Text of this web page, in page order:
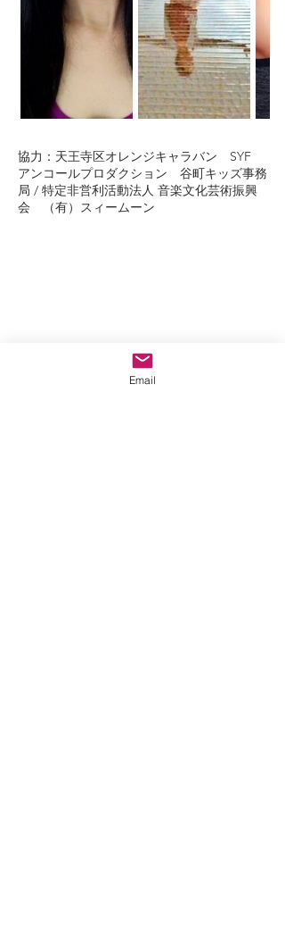
協力：天王寺区オレンジキャラバン SYF
アンコールプロダクション 谷町キッズ事務
局 / 特定非営利活動法人 音楽文化芸術振興
会 （有）スィームーン
Email